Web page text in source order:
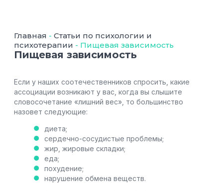
Главная - Статьи по психологии и
психотерапии - Пищевая зависимость
Пищевая зависимость
Если у наших соотечественников спросить, какие
ассоциации возникают у вас, когда вы слышите
словосочетание «лишний вес», то большинство
назовет следующие:
диета;
сердечно-сосудистые проблемы;
жир, жировые складки;
еда;
похудение;
нарушение обмена веществ.